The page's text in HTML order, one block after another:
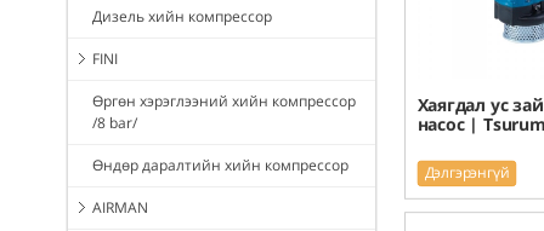
Дизель хийн компрессор
FINI
Өргөн хэрэглээний хийн компрессор
/8 bar/
Өндөр даралтийн хийн компрессор
AIRMAN
Хаягдал ус
насос |
Дэлгэрэнгүй